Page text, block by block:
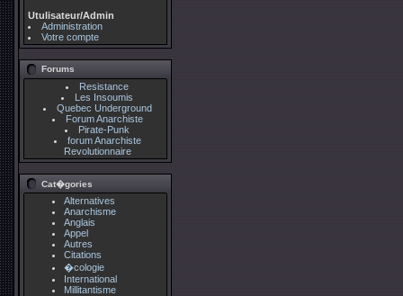
Utulisateur/Admin
Administration
Votre compte
Forums
Resistance
Les Insoumis
Quebec Underground
Forum Anarchiste
Pirate-Punk
forum Anarchiste
Revolutionnaire
Cat�gories
Alternatives
Anarchisme
Anglais
Appel
Autres
Citations
�cologie
International
Millitantisme